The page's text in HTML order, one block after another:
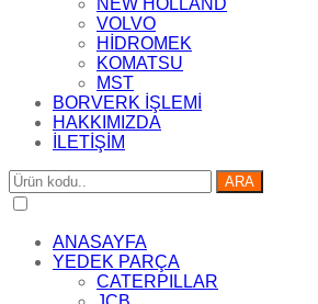
NEW HOLLAND
VOLVO
HİDROMEK
KOMATSU
MST
BORVERK İŞLEMİ
HAKKIMIZDA
İLETİŞİM
ARA
ANASAYFA
YEDEK PARÇA
CATERPILLAR